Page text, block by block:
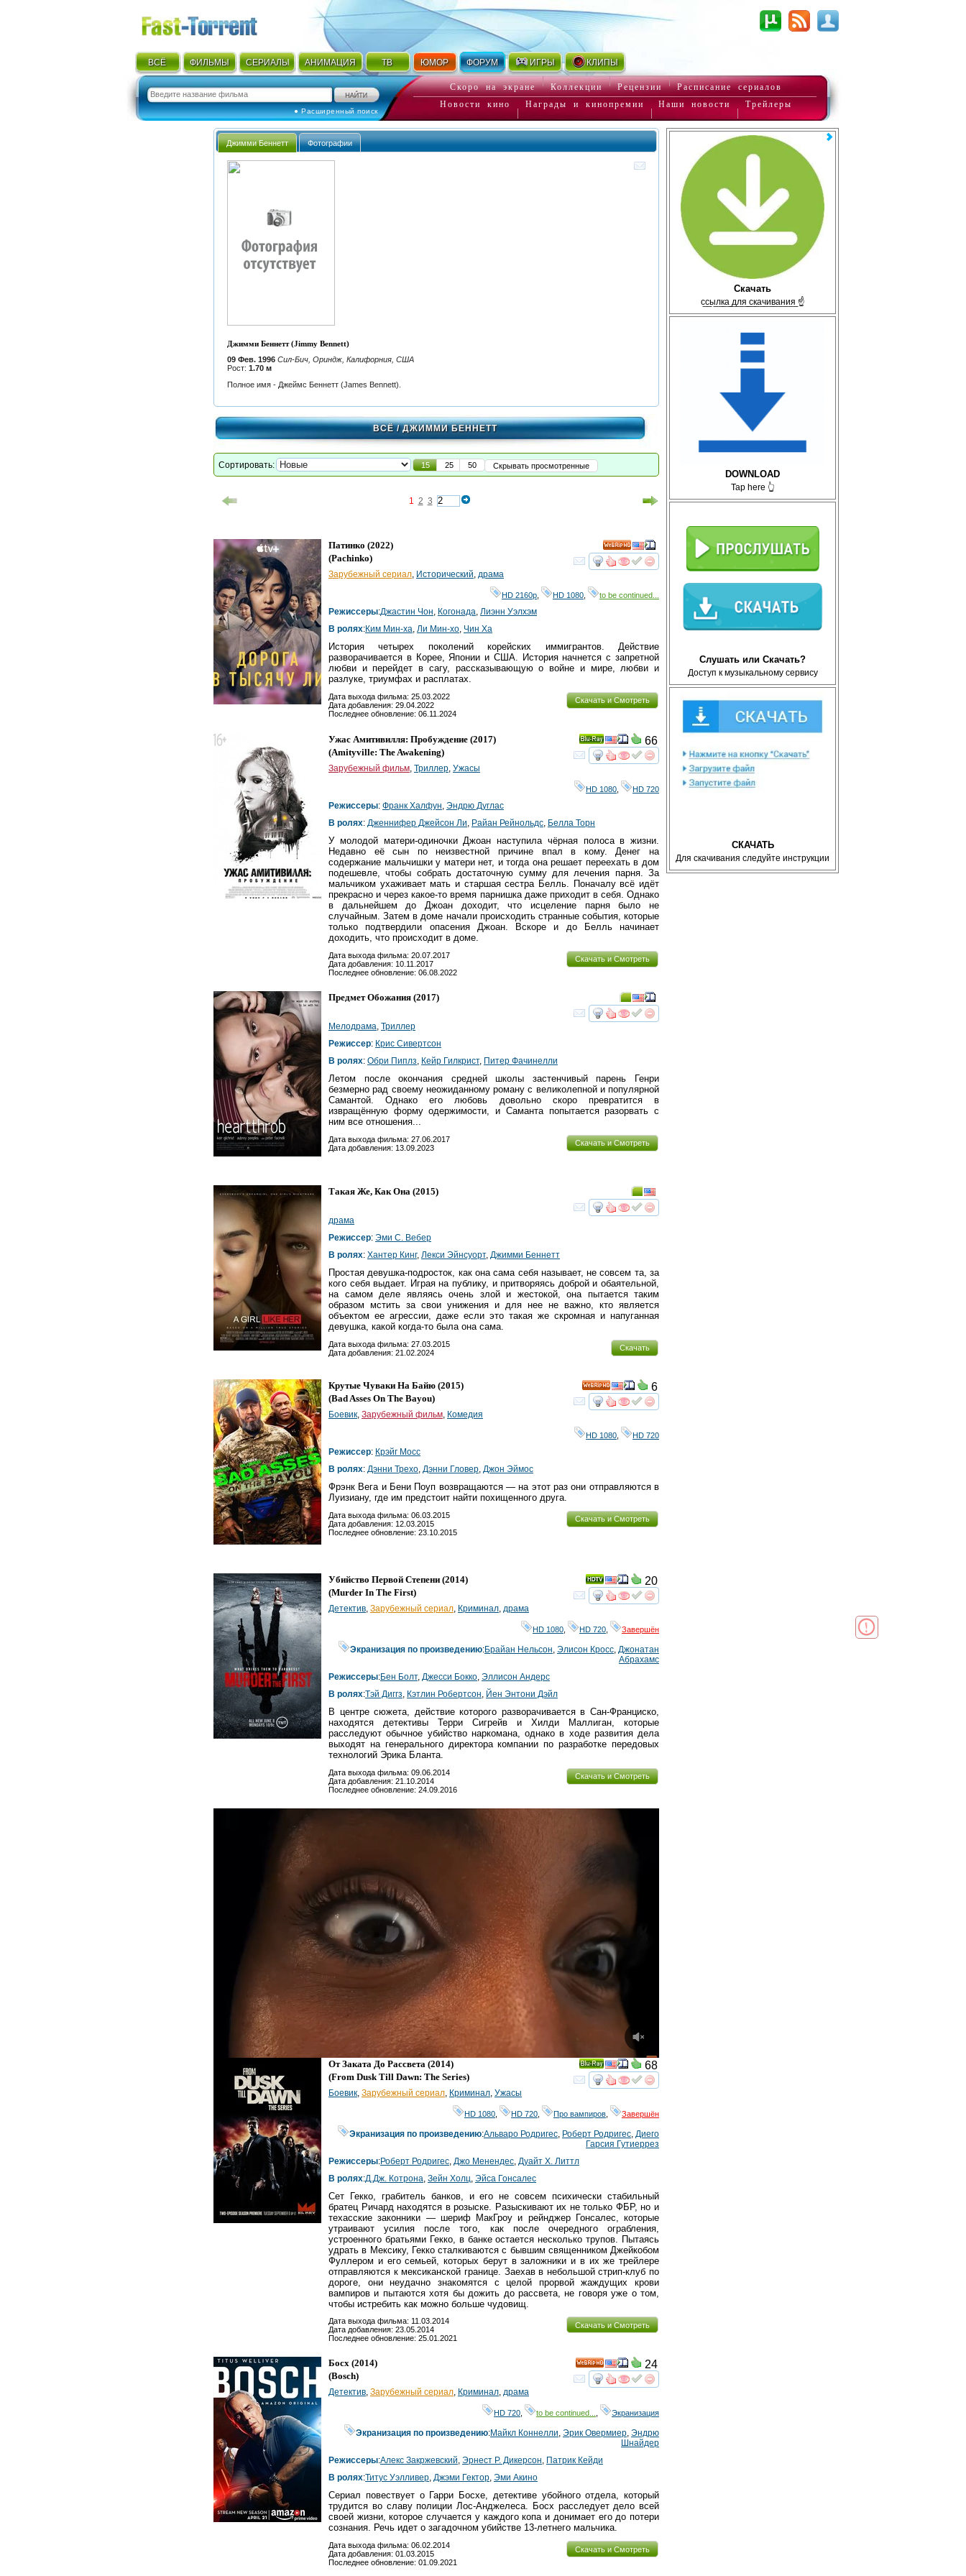
ВСЁ ФИЛЬМЫ СЕРИАЛЫ АНИМАЦИЯ ТВ ЮМОР ФОРУМ ИГРЫ КЛИПЫ
● Расширенный поиск
Скоро на экране Коллекции Рецензии
Расписание сериалов
Новости кино
Награды и кинопремии Наши новости Трейлеры
Скачать
с̲с̲ы̲л̲к̲а̲ ̲д̲л̲я̲ ̲с̲к̲а̲ч̲и̲в̲а̲н̲и̲я̲ ☝
DOWNLOAD
Tap here 👆
Слушать или Скачать?
Доступ к музыкальному сервису
СКАЧАТЬ
Для скачивания следуйте инструкции
Джимми Беннетт Фотографии
Джимми Беннетт (Jimmy Bennett)
09 Фев. 1996 Сил-Бич, Ориндж, Калифорния, США
Рост: 1.70 м
Полное имя - Джеймс Беннетт (James Bennett).
ВСЁ/ ДЖИММИ БЕННЕТТ
Сортировать: 15 25 50 Скрывать просмотренные
1 2 3
смотретьинтересует
HD
Патинко (2022)
(Pachinko)
Зарубежный сериал, Исторический, драма
HD 2160р HD 1080 to be continued...
Режиссеры:Джастин Чон, Когонада, Лиэнн Уэлхэм
В ролях:Ким Мин-ха, Ли Мин-хо, Чин Ха
История четырех поколений корейских иммигрантов. Действие
разворачивается в Корее, Японии и США. История начнется с запретной
любви и перейдет в сагу, рассказывающую о войне и мире, любви и
разлуке, триумфах и расплатах.
Скачать и Смотреть
Дата выхода фильма: 25.03.2022
Дата добавления: 29.04.2022
Последнее обновление: 06.11.2024
смотретьинтересует
Ray
66
Ужас Амитивилля: Пробуждение (2017)
(Amityville: The Awakening)
Зарубежный фильм, Триллер, Ужасы
HD 1080 HD 720
Режиссеры: Франк Халфун, Эндрю Дуглас
В ролях: Дженнифер Джейсон Ли, Райан Рейнольдс, Белла Торн
У молодой матери-одиночки Джоан наступила чёрная полоса в жизни.
Недавно её сын по неизвестной причине впал в кому. Денег на
содержание мальчишки у матери нет, и тогда она решает переехать в дом
подешевле, чтобы собрать достаточную сумму для лечения парня. За
мальчиком ухаживает мать и старшая сестра Белль. Поначалу всё идёт
прекрасно и через какое-то время парнишка даже приходит в себя. Однако
в дальнейшем до Джоан доходит, что исцеление парня было не
случайным. Затем в доме начали происходить странные события, которые
только подтвердили опасения Джоан. Вскоре и до Белль начинает
доходить, что происходит в доме.
Скачать и Смотреть
Дата выхода фильма: 20.07.2017
Дата добавления: 10.11.2017
Последнее обновление: 06.08.2022
смотретьинтересует
Предмет Обожания (2017)
Мелодрама, Триллер
Режиссер: Крис Сивертсон
В ролях: Обри Пиплз, Кейр Гилкрист, Питер Фачинелли
Летом после окончания средней школы застенчивый парень Генри
безмерно рад своему неожиданному роману с великолепной и популярной
Самантой. Однако его любовь довольно скоро превратится в
извращённую форму одержимости, и Саманта попытается разорвать с
ним все отношения...
Скачать и Смотреть
Дата выхода фильма: 27.06.2017
Дата добавления: 13.09.2023
смотретьинтересует
Такая Же, Как Она (2015)
драма
Режиссер: Эми С. Вебер
В ролях: Хантер Кинг, Лекси Эйнсуорт, Джимми Беннетт
Простая девушка-подросток, как она сама себя называет, не совсем та, за
кого себя выдает. Играя на публику, и притворяясь доброй и обаятельной,
на самом деле являясь очень злой и жестокой, она пытается таким
образом мстить за свои унижения и для нее не важно, кто является
объектом ее агрессии, даже если это такая же скромная и напуганная
девушка, какой когда-то была она сама.
Скачать
Дата выхода фильма: 27.03.2015
Дата добавления: 21.02.2024
смотретьинтересует
HD
6
Крутые Чуваки На Байю (2015)
(Bad Asses On The Bayou)
Боевик, Зарубежный фильм, Комедия
HD 1080 HD 720
Режиссер: Крэйг Мосс
В ролях: Дэнни Трехо, Дэнни Гловер, Джон Эймос
Фрэнк Вега и Бени Поуп возвращаются — на этот раз они отправляются в
Луизиану, где им предстоит найти похищенного друга.
Скачать и Смотреть
Дата выхода фильма: 06.03.2015
Дата добавления: 12.03.2015
Последнее обновление: 23.10.2015
смотретьинтересует
20
Убийство Первой Степени (2014)
(Murder In The First)
Детектив, Зарубежный сериал, Криминал, драма
HD 1080 HD 720 Завершён
Экранизация по произведению:Брайан Нельсон, Элисон Кросс, Джонатан
Абрахамс
Режиссеры:Бен Болт, Джесси Бокко, Эллисон Андерс
В ролях:Тэй Диггз, Кэтлин Робертсон, Йен Энтони Дэйл
В центре сюжета, действие которого разворачивается в Сан-Франциско,
находятся детективы Терри Сигрейв и Хилди Маллиган, которые
расследуют обычное убийство наркомана, однако в ходе развития дела
выходят на генерального директора компании по разработке передовых
технологий Эрика Бланта.
Скачать и Смотреть
Дата выхода фильма: 09.06.2014
Дата добавления: 21.10.2014
Последнее обновление: 24.09.2016
смотретьинтересует
Ray
68
От Заката До Рассвета (2014)
(From Dusk Till Dawn: The Series)
Боевик Зарубежный сериал Криминал Ужасы
HD 1080 HD 720 Про вампиров Завершён
Экранизация по произведению:Альваро Родригес Роберт Родригес Диего
Гарсия Гутиеррез
Режиссеры:Роберт Родригес Джо Менендес Дуайт Х. Литтл
В ролях:Д.Дж. Котрона Зейн Холц Эйса Гонсалес
Сет Гекко, грабитель банков, и его не совсем психически стабильный
братец Ричард находятся в розыске. Разыскивают их не только ФБР, но и
техасские законники — шериф МакГроу и рейнджер Гонсалес, которые
утраивают усилия после того, как после очередного ограбления,
устроенного братьями Гекко, в банке остается несколько трупов. Пытаясь
удрать в Мексику, Гекко сталкиваются с бывшим священником Джейкобом
Фуллером и его семьей, которых берут в заложники и в их же трейлере
отправляются к мексиканской границе. Заехав в небольшой стрип-клуб по
дороге, они неудачно знакомятся с целой прорвой жаждущих крови
вампиров и пытаются хотя бы дожить до рассвета, не говоря уже о том,
чтобы истребить как можно больше чудовищ.
Скачать и Смотреть
Дата выхода фильма: 11.03.2014
Дата добавления: 23.05.2014
Последнее обновление: 25.01.2021
смотретьинтересует
HD
24
Босх (2014)
(Bosch)
Детектив, Зарубежный сериал, Криминал, драма
HD 720 to be continued... Экранизация
Экранизация по произведению:Майкл Коннелли, Эрик Овермиер, Эндрю
Шнайдер
Режиссеры:Алекс Закржевский, Эрнест Р. Дикерсон, Патрик Кейди
В ролях:Титус Уэлливер, Джэми Гектор, Эми Акино
Сериал повествует о Гарри Босхе, детективе убойного отдела, который
трудится во славу полиции Лос-Анджелеса. Босх расследует дело всей
своей жизни, которое случается у каждого копа и донимает его до потери
сознания. Речь идет о загадочном убийстве 13-летнего мальчика.
Скачать и Смотреть
Дата выхода фильма: 06.02.2014
Дата добавления: 01.03.2015
Последнее обновление: 01.09.2021